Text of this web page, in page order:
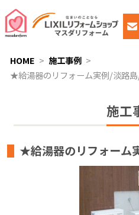
HOME
施工事例
★給湯器のリフォーム実例/淡路
施工
★給湯器のリフォーム